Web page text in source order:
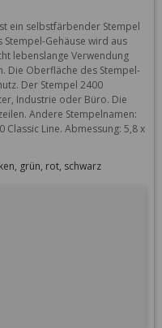
ein selbstfärbender Stempel
Gehäuse wird aus
lebenslange Verwendung
Die Oberfläche des Stempel-
Der Stempel 2400
Industrie oder Büro. Die
Andere Stempelnamen:
Line. Abmessung: 5,8 x
grün, rot, schwarz